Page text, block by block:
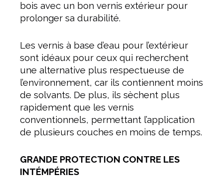
bois avec un bon vernis extérieur pour
prolonger sa durabilité.
Les vernis à base d’eau pour l’extérieur
sont idéaux pour ceux qui recherchent
une alternative plus respectueuse de
l’environnement, car ils contiennent moins
de solvants. De plus, ils sèchent plus
rapidement que les vernis
conventionnels, permettant l’application
de plusieurs couches en moins de temps.
GRANDE PROTECTION CONTRE LES
INTÉMPÉRIES